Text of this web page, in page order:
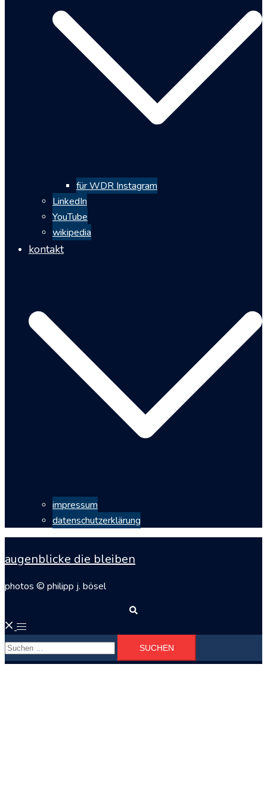
für WDR Instagram
LinkedIn
YouTube
wikipedia
kontakt
impressum
datenschutzerklärung
augenblicke die bleiben
photos © philipp j. bösel
Menü
umschalten
Suchen
nach: